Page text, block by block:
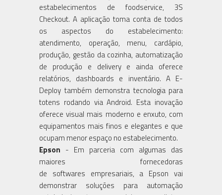
estabelecimentos de foodservice, 3S
Checkout. A aplicação toma conta de todos
os aspectos do estabelecimento:
atendimento, operação, menu, cardápio,
produção, gestão da cozinha, automatização
de produção e delivery e ainda oferece
relatórios, dashboards e inventário. A E-
Deploy também demonstra tecnologia para
totens rodando via Android. Esta inovação
oferece visual mais moderno e enxuto, com
equipamentos mais finos e elegantes e que
ocupam menor espaço no estabelecimento.
Epson - Em parceria com algumas das
maiores fornecedoras
de softwares empresariais, a Epson vai
demonstrar soluções para automação